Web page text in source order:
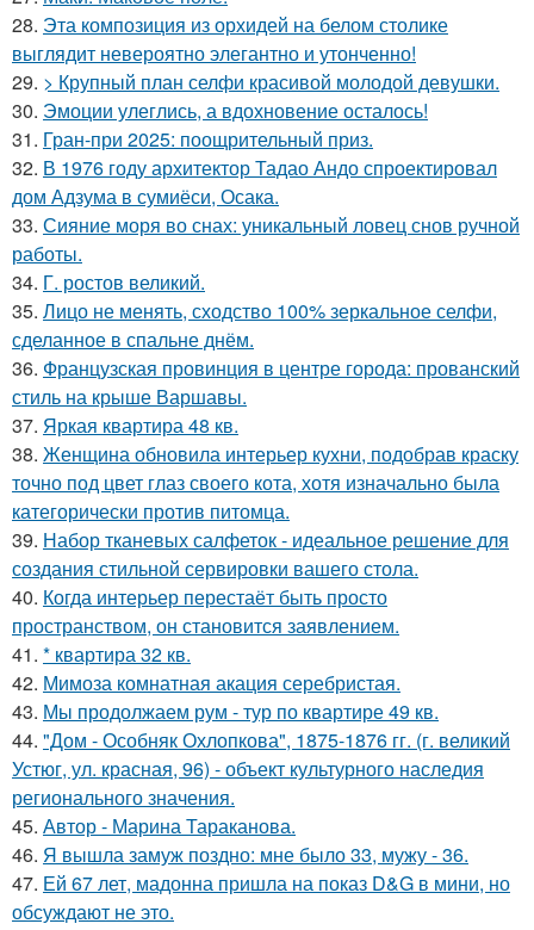
28. Эта композиция из орхидей на белом столике
выглядит невероятно элегантно и утонченно!
29. > Крупный план селфи красивой молодой девушки.
30. Эмоции улеглись, а вдохновение осталось!
31. Гран-при 2025: поощрительный приз.
32. В 1976 году архитектор Тадао Андо спроектировал
дом Адзума в сумиёси, Осака.
33. Сияние моря во снах: уникальный ловец снов ручной
работы.
34. Г. ростов великий.
35. Лицо не менять, сходство 100% зеркальное селфи,
сделанное в спальне днём.
36. Французская провинция в центре города: прованский
стиль на крыше Варшавы.
37. Яркая квартира 48 кв.
38. Женщина обновила интерьер кухни, подобрав краску
точно под цвет глаз своего кота, хотя изначально была
категорически против питомца.
39. Набор тканевых салфеток - идеальное решение для
создания стильной сервировки вашего стола.
40. Когда интерьер перестаёт быть просто
пространством, он становится заявлением.
41. * квартира 32 кв.
42. Мимоза комнатная акация серебристая.
43. Мы продолжаем рум - тур по квартире 49 кв.
44. "Дом - Особняк Охлопкова", 1875-1876 гг. (г. великий
Устюг, ул. красная, 96) - объект культурного наследия
регионального значения.
45. Автор - Марина Тараканова.
46. Я вышла замуж поздно: мне было 33, мужу - 36.
47. Ей 67 лет, мадонна пришла на показ D&G в мини, но
обсуждают не это.